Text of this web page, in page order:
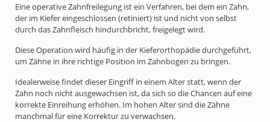
Eine operative Zahnfreilegung ist ein Verfahren, bei dem ein Zahn,
der im Kiefer eingeschlossen (retiniert) ist und nicht von selbst
durch das Zahnfleisch hindurchbricht, freigelegt wird.
Diese Operation wird häufig in der Kieferorthopädie durchgeführt,
um Zähne in ihre richtige Position im Zahnbogen zu bringen.
Idealerweise findet dieser Eingriff in einem Alter statt, wenn der
Zahn noch nicht ausgewachsen ist, da sich so die Chancen auf eine
korrekte Einreihung erhöhen. Im hohen Alter sind die Zähne
manchmal für eine Korrektur zu verwachsen.